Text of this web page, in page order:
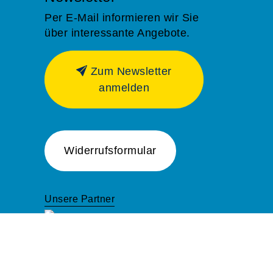
Per E-Mail informieren wir Sie
über interessante Angebote.
Zum Newsletter
anmelden
Widerrufsformular
Unsere Partner